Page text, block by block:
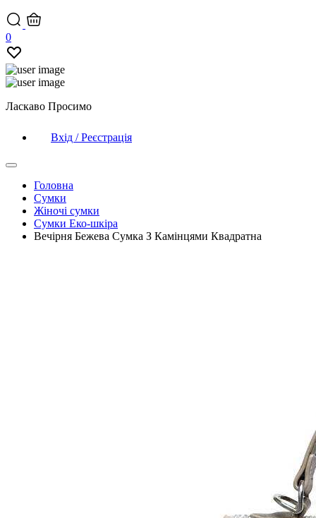
0
Ласкаво Просимо
Вхід / Реєстрація
Головна
Сумки
Жіночі сумки
Сумки Еко-шкіра
Вечірня Бежева Сумка З Камінцями Квадратна